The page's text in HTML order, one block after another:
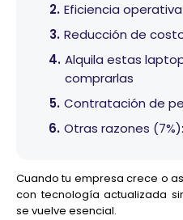
Eficiencia
Reducción de
Alquila estas
comprarlas
Contratación de
Otras razones (7%):
Cuando tu empresa crece o
con tecnología actualizada
se vuelve esencial.